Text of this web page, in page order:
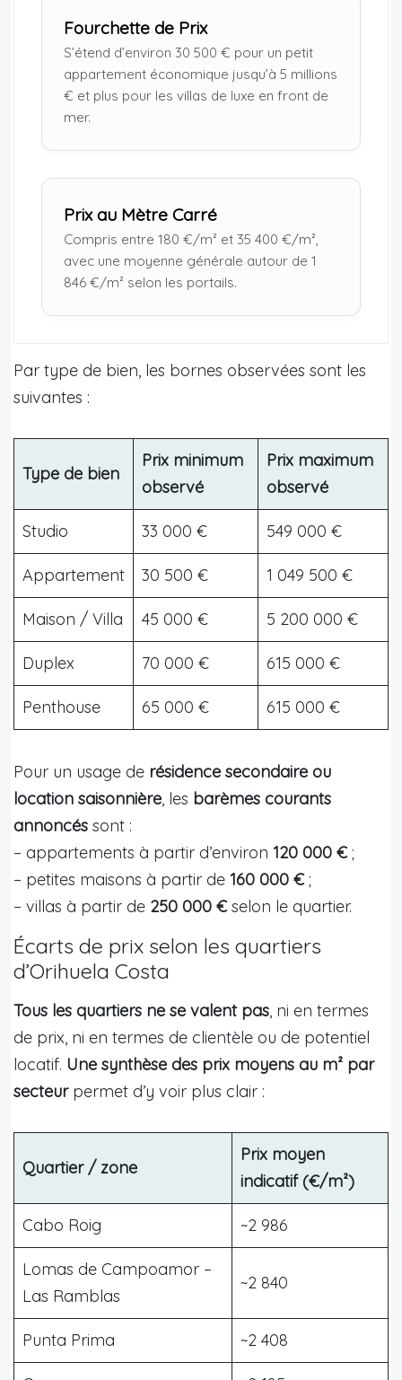
Fourchette de Prix
S’étend d’environ 30 500 € pour un petit
appartement économique jusqu’à 5 millions
€ et plus pour les villas de luxe en front de
mer.
Prix au Mètre Carré
Compris entre 180 €/m² et 35 400 €/m²,
avec une moyenne générale autour de 1
846 €/m² selon les portails.
Par type de bien, les bornes observées sont les
suivantes :
Type de bien
Prix minimum
observé
Prix maximum
observé
Studio 33 000 € 549 000 €
Appartement 30 500 € 1 049 500 €
Maison / Villa 45 000 € 5 200 000 €
Duplex 70 000 € 615 000 €
Penthouse 65 000 € 615 000 €
Pour un usage de résidence secondaire ou
location saisonnière, les barèmes courants
annoncés sont :
– appartements à partir d’environ 120 000 €;
– petites maisons à partir de 160 000 €;
– villas à partir de 250 000 €selon le quartier.
Écarts de prix selon les quartiers
d’Orihuela Costa
Tous les quartiers ne se valent pas, ni en termes
de prix, ni en termes de clientèle ou de potentiel
locatif. Une synthèse des prix moyens au m² par
secteurpermet d’y voir plus clair :
Quartier / zone
Prix moyen
indicatif (€/m²)
Cabo Roig ~2 986
Lomas de Campoamor –
Las Ramblas
~2 840
Punta Prima ~2 408